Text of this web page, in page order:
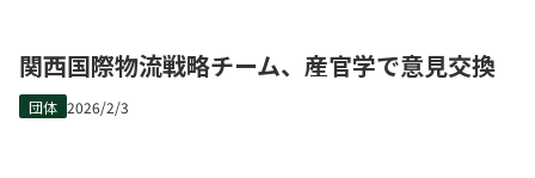
関西国際物流戦略チーム、産官学で意見交換
団体 2026/2/3